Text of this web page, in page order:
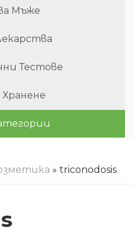
Мъже
Тестове
» triconodosis